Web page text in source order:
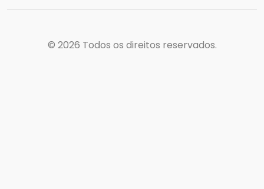
© 2026 Todos os direitos reservados.